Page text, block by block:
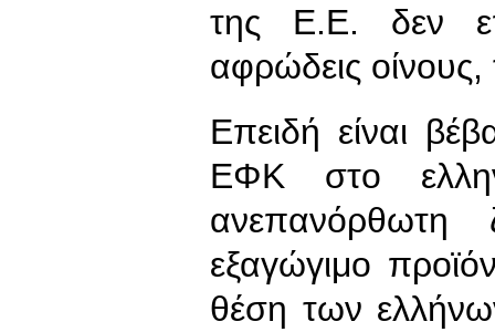
της Ε.Ε. δεν
αφρώδεις
Επειδή είναι
ΕΦΚ στο
εξαγώγιμο
θέση των